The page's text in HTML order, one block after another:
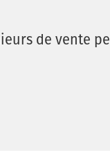
de vente